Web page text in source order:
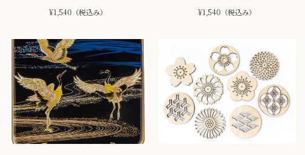
¥1,540（税込み） ¥1,540（税込み）